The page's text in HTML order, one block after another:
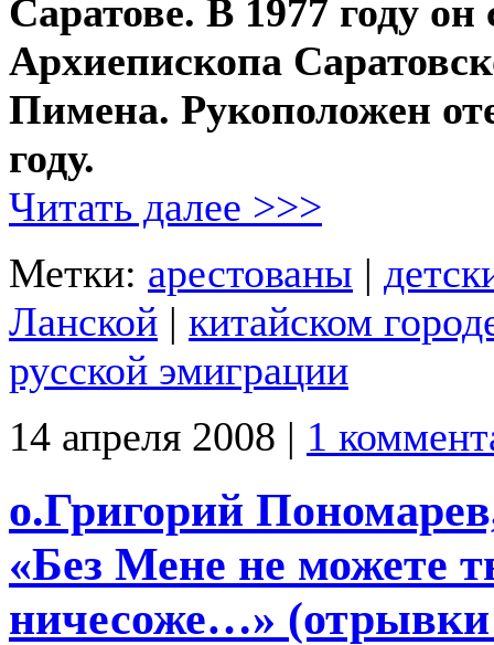
Саратове. В 1977 году он
Архиепископа
Пимена. Рукоположен
году.
Читать далее >>>
Метки: арестованы |
Ланской | китайском
русской эмиграции
14 апреля 2008 | 1
о.Григорий
«Без Мене не можете
ничесоже…» (отрывки